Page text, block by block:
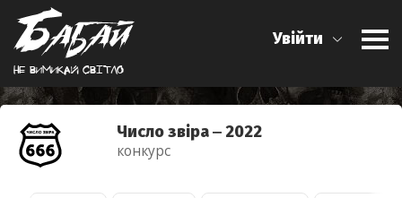
Не вимикай свiтло
Увійти
Число звіра ‒ 2022
конкурс